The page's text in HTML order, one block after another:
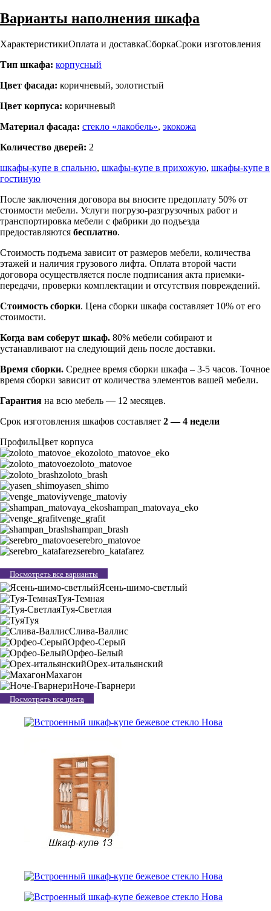
Варианты наполнения шкафа
ХарактеристикиОплата и доставкаСборкаСроки изготовления
Тип шкафа: корпусный
Цвет фасада: коричневый, золотистый
Цвет корпуса: коричневый
Материал фасада: стекло «лакобель», экокожа
Количество дверей: 2
шкафы-купе в спальню, шкафы-купе в прихожую, шкафы-купе в
гостиную
После заключения договора вы вносите предоплату 50% от
стоимости мебели. Услуги погрузо-разгрузочных работ и
транспортировка мебели с фабрики до подъезда
предоставляются бесплатно.
Стоимость подъема зависит от размеров мебели, количества
этажей и наличия грузового лифта. Оплата второй части
договора осуществляется после подписания акта приемки-
передачи, проверки комплектации и отсутствия повреждений.
Стоимость сборки. Цена сборки шкафа составляет 10% от его
стоимости.
Когда вам соберут шкаф. 80% мебели собирают и
устанавливают на следующий день после доставки.
Время сборки. Среднее время сборки шкафа – 3-5 часов. Точное
время сборки зависит от количества элементов вашей мебели.
Гарантия на всю мебель — 12 месяцев.
Срок изготовления шкафов составляет 2 — 4 недели
ПрофильЦвет корпуса
zoloto_matovoe_eko
zoloto_matovoe
zoloto_brash
yasen_shimo
venge_matoviy
shampan_matovaya_eko
venge_grafit
shampan_brash
serebro_matovoe
serebro_katafarez
Посмотреть все варианты
Ясень-шимо-светлый
Туя-Темная
Туя-Светлая
Туя
Слива-Валлис
Орфео-Серый
Орфео-Белый
Орех-итальянский
Махагон
Ноче-Гварнери
Посмотреть все цвета